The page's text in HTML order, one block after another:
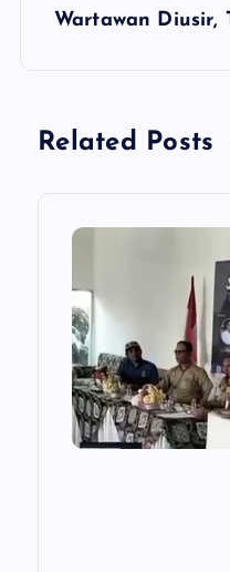
g
Wartawan Diusir,
Related Posts